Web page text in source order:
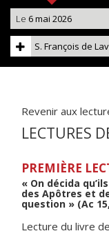
Le 6 mai 2026
S. François de
Revenir aux
LECTURES
PREMIÈRE
« On décida
des Apôtres et
question » (Ac
Lecture du livre